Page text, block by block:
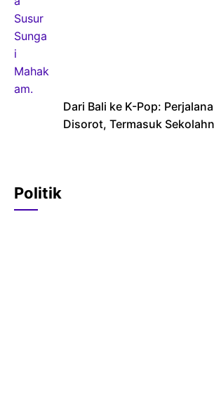
Dari Bali ke K-Pop:
Disorot, Termasuk
Politik